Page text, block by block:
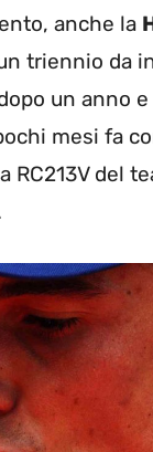
anche la
triennio da
un anno
mesi fa
RC213V del